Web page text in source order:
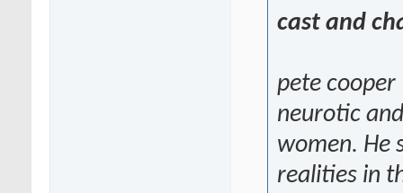
cast and
pete cooper
neurotic
women. He
realities in